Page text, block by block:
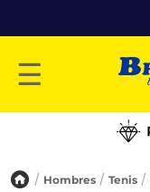
☰
Hombres Tenis